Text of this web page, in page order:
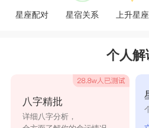
的，他们觉得分手就应该有
安好就行了，时间就会治
射手座的人做什么事情
星座配对 星宿关系 上升星座
个人解
八字精批
详细八字分析，